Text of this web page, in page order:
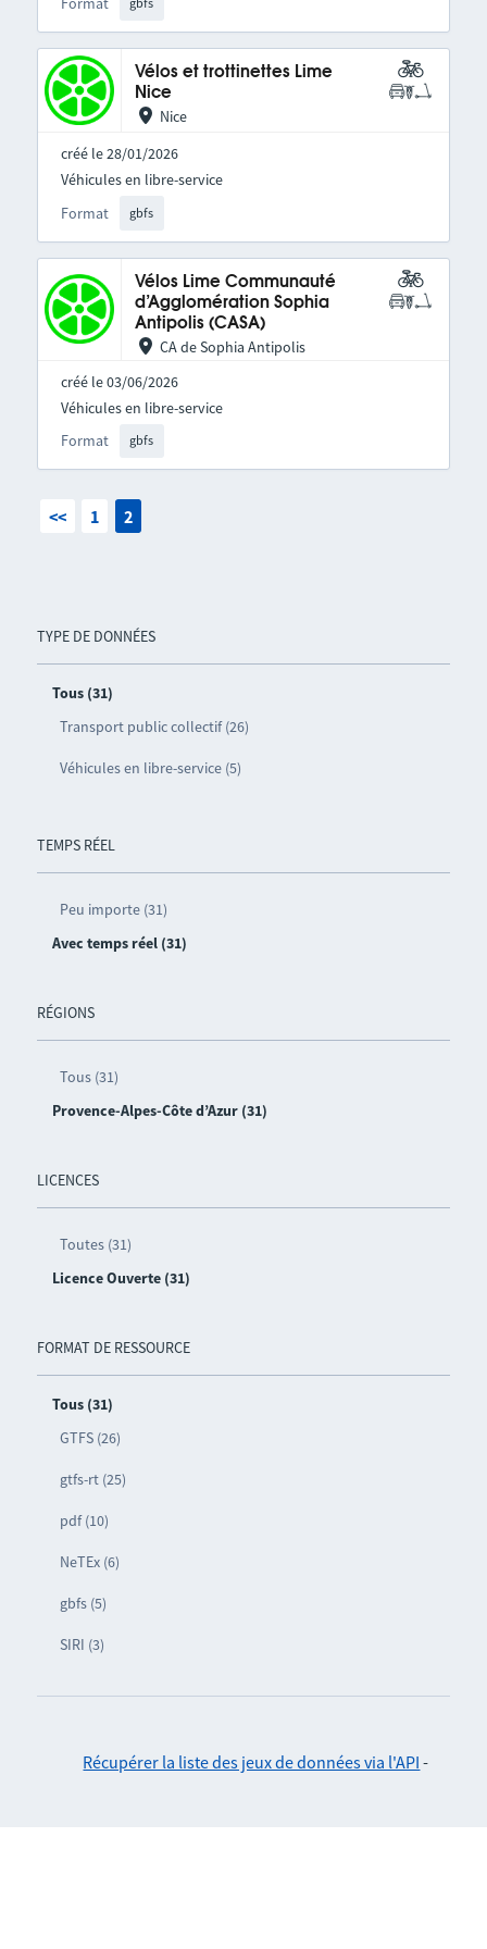
TYPE DE DONNÉES
Tous (31)
Transport public collectif (26)
Véhicules en libre-service (5)
TEMPS RÉEL
Peu importe (31)
Avec temps réel (31)
RÉGIONS
Tous (31)
Provence-Alpes-Côte d’Azur (31)
LICENCES
Toutes (31)
Licence Ouverte (31)
FORMAT DE RESSOURCE
Tous (31)
GTFS (26)
gtfs-rt (25)
pdf (10)
NeTEx (6)
gbfs (5)
SIRI (3)
Vélos et trottinettes Lime
Nice
Nice
créé le 28/01/2026
Format gbfs
Véhicules en libre-service
Vélos Lime Communauté
d’Agglomération Sophia
Antipolis (CASA)
CA de Sophia Antipolis
créé le 03/06/2026
Format gbfs
Véhicules en libre-service
<< 1 2
Récupérer la liste des jeux de données via l'API -